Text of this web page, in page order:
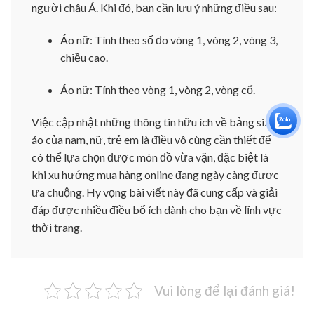
người châu Á. Khi đó, bạn cần lưu ý những điều sau:
Áo nữ: Tính theo số đo vòng 1, vòng 2, vòng 3,
chiều cao.
Áo nữ: Tính theo vòng 1, vòng 2, vòng cổ.
Việc cập nhật những thông tin hữu ích về bảng size
áo của nam, nữ, trẻ em là điều vô cùng cần thiết để
có thể lựa chọn được món đồ vừa vặn, đặc biệt là
khi xu hướng mua hàng online đang ngày càng được
ưa chuộng. Hy vọng bài viết này đã cung cấp và giải
đáp được nhiều điều bổ ích dành cho bạn về lĩnh vực
thời trang.
Vui lòng để lại đánh giá!